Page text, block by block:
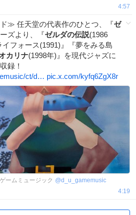
4:57
≫ 任天堂の代表作のひとつ、『ゼ
ズより、『ゼルダの伝説(1986
フォース(1991)』『夢をみる島
カリナ(1998年)』を現代ジャズに
録！
ct/d… pic.x.com/kyfq6ZgX8r
ームミュージック @d_u_gamemusic
4:19